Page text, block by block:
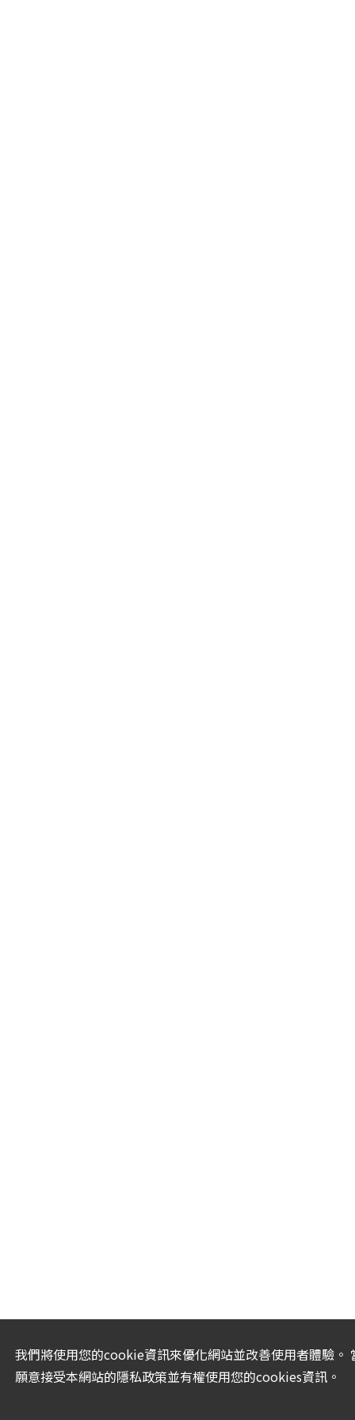
我們將使用您的cookie資訊來優化網站並改善使用者體驗。
願意接受本網站的隱私政策並有權使用您的cookies資訊。